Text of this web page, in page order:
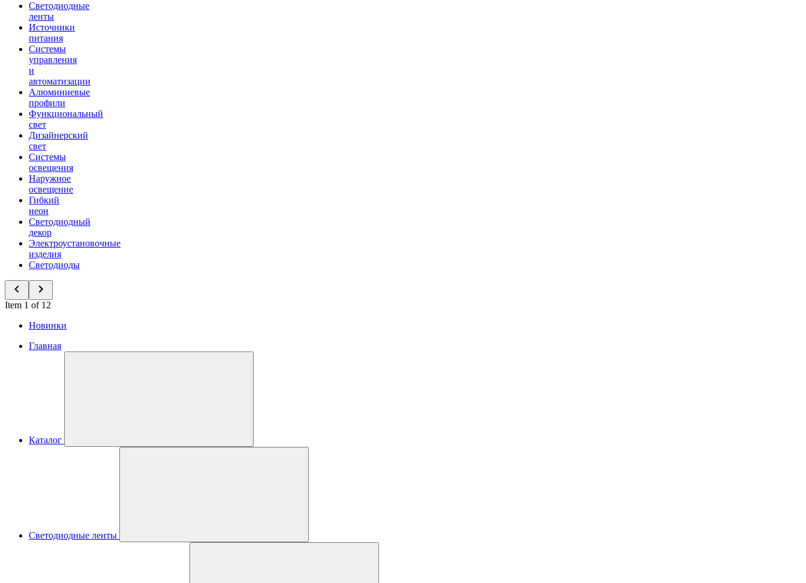
Светодиодные
ленты
Источники
питания
Системы
управления
и
автоматизации
Алюминиевые
профили
Функциональный
свет
Дизайнерский
свет
Системы
освещения
Наружное
освещение
Гибкий
неон
Светодиодный
декор
Электроустановочные
изделия
Светодиоды
Item 1 of 12
Новинки
Главная
Каталог
Светодиодные ленты